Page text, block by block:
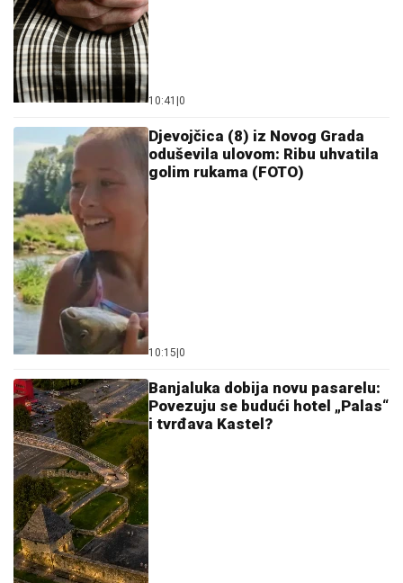
10:41 0
Djevojčica (8) iz Novog Grada
oduševila ulovom: Ribu uhvatila
golim rukama (FOTO)
10:15 0
Banjaluka dobija novu pasarelu:
Povezuju se budući hotel „Palas“
i tvrđava Kastel?